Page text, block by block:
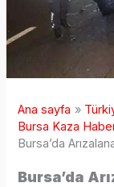
Ana sayfa
Bursa Kaza
Bursa’da
Bursa’da